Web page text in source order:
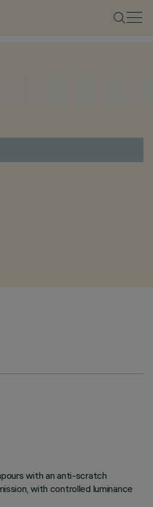
with an anti-scratch
with controlled luminance